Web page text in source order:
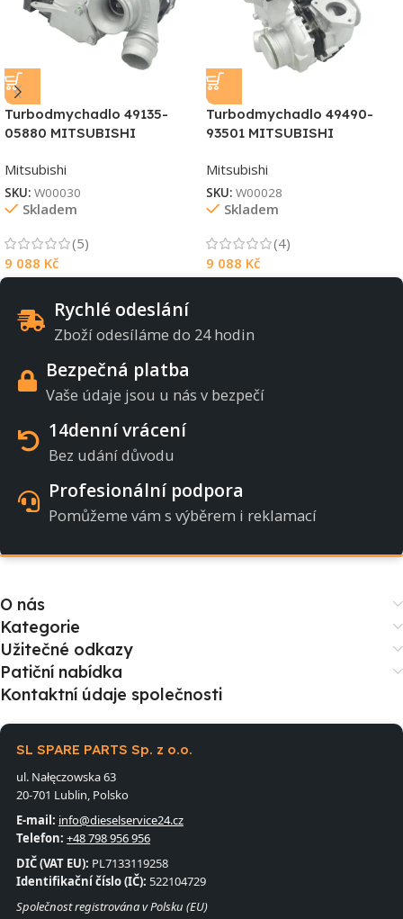
Turbodmychadlo 49135-
05880 MITSUBISHI
Mitsubishi
SKU: W00030
Skladem
(5)
9 088 Kč
Turbodmychadlo 49490-
93501 MITSUBISHI
Mitsubishi
SKU: W00028
Skladem
(4)
9 088 Kč
Rychlé odeslání
Zboží odesíláme do 24 hodin
Bezpečná platba
Vaše údaje jsou u nás v bezpečí
14denní vrácení
Bez udání důvodu
Profesionální podpora
Pomůžeme vám s výběrem i reklamací
O nás
Kategorie
Užitečné odkazy
Patiční nabídka
Kontaktní údaje společnosti
SL SPARE PARTS Sp. z o.o.
ul. Nałęczowska 63
20-701 Lublin, Polsko
E-mail: info@dieselservice24.cz
Telefon: +48 798 956 956
DIČ (VAT EU): PL7133119258
Identifikační číslo (IČ): 522104729
Společnost registrována v Polsku (EU)